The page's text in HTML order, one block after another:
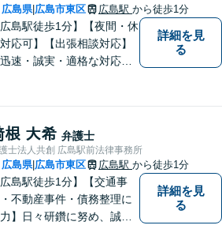
い、解決へ導きます。
広島県| 広島市東区 広島駅 から徒歩1分
広島駅徒歩1分】【夜間・休
応可】【出張相談対応】
迅速・誠実・適格な対応】
しています。また、弊事
は迅速な対応・回答を最
先にしています。
詳細を見
る
根 大希 弁護士
士法人共創 広島駅前法律事務所
広島県| 広島市東区 広島駅 から徒歩1分
広島駅徒歩1分】【交通事
不動産事件・債務整理に
】日々研鑽に努め、誠実
詳細を見
る